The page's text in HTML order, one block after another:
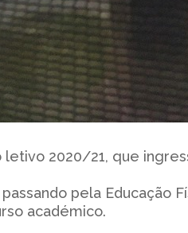
2020/21, que
pela Educação
académico.